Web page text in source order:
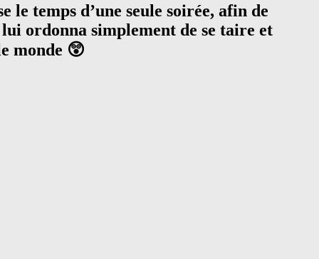
temps d’une seule soirée, afin de
ordonna simplement de se taire et
monde 😲